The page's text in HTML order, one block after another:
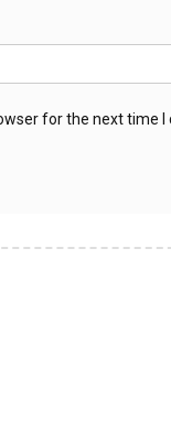
for the next time I